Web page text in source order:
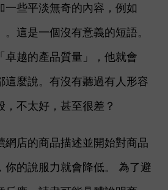
一些平淡無奇的內容，例如
這是一個沒有意義的短語。
「卓越的產品質量」
，他就會
這麼說。有沒有聽過有人形容
不太好，甚至很差？
網店的商品描述並開始對商品
你的說服力就會降低。 為了避